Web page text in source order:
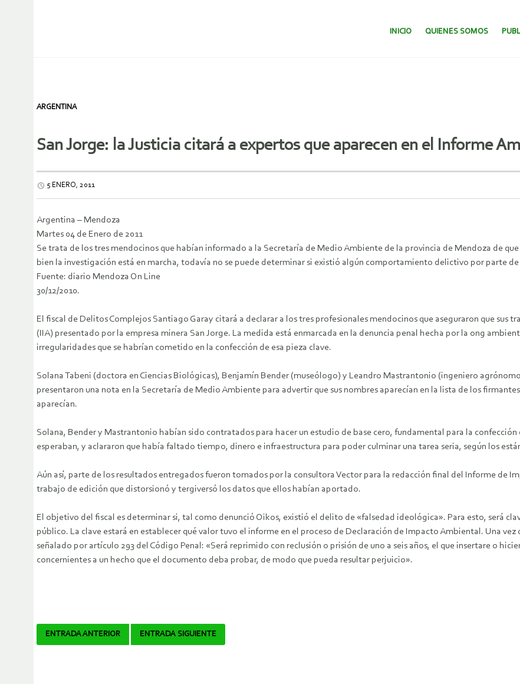
SALTAR AL CONTENIDO.
INICIO QUIENES SOMOS
ARGENTINA
San Jorge: la Justicia citará a expertos que aparecen en el Informe
5 ENERO, 2011
Argentina – Mendoza
Martes 04 de Enero de 2011
Se trata de los tres mendocinos que habían informado a la Secretaría de Medio Ambiente de la provincia de Mendoza de
bien la investigación está en marcha, todavía no se puede determinar si existió algún comportamiento delictivo por parte de
Fuente: diario Mendoza On Line
30/12/2010.
El fiscal de Delitos Complejos Santiago Garay citará a declarar a los tres profesionales mendocinos que aseguraron que sus
(IIA) presentado por la empresa minera San Jorge. La medida está enmarcada en la denuncia penal hecha por la ong
irregularidades que se habrían cometido en la confección de esa pieza clave.
Solana Tabeni (doctora en Ciencias Biológicas), Benjamín Bender (museólogo) y Leandro Mastrantonio (ingeniero
presentaron una nota en la Secretaría de Medio Ambiente para advertir que sus nombres aparecían en la lista de los
aparecían.
Solana, Bender y Mastrantonio habían sido contratados para hacer un estudio de base cero, fundamental para la
esperaban, y aclararon que había faltado tiempo, dinero e infraestructura para poder culminar una tarea seria, según los
Aún así, parte de los resultados entregados fueron tomados por la consultora Vector para la redacción final del Informe de
trabajo de edición que distorsionó y tergiversó los datos que ellos habían aportado.
El objetivo del fiscal es determinar si, tal como denunció Oikos, existió el delito de «falsedad ideológica». Para esto, será
público. La clave estará en establecer qué valor tuvo el informe en el proceso de Declaración de Impacto Ambiental. Una vez
señalado por artículo 293 del Código Penal: «Será reprimido con reclusión o prisión de uno a seis años, el que insertare o
concernientes a un hecho que el documento deba probar, de modo que pueda resultar perjuicio».
Navegador
ENTRADA ANTERIOR ENTRADA SIGUIENTE